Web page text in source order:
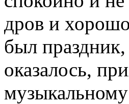
дров и
был
оказалось,